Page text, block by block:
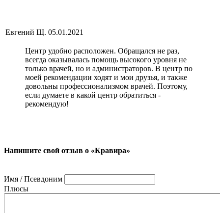
Евгений Щ. 05.01.2021
Центр удобно расположен. Обращался не раз,
всегда оказывалась помощь высокого уровня не
только врачей, но и администраторов. В центр по
моей рекомендации ходят и мои друзья, и также
довольны профессионализмом врачей. Поэтому,
если думаете в какой центр обратиться -
рекомендую!
Напишите свой отзыв о «Кравира»
Имя / Псевдоним
Плюсы